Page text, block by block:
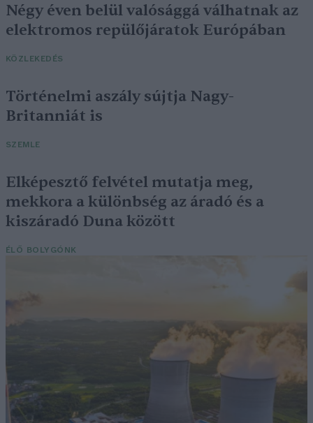
Négy éven belül valósággá válhatnak az
elektromos repülőjáratok Európában
KÖZLEKEDÉS
Történelmi aszály sújtja Nagy-
Britanniát is
SZEMLE
Elképesztő felvétel mutatja meg,
mekkora a különbség az áradó és a
kiszáradó Duna között
ÉLŐ BOLYGÓNK